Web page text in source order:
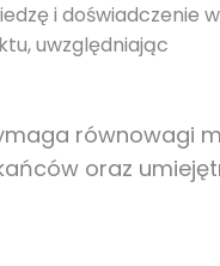
i doświadczenie w
uwzględniając
równowagi
oraz